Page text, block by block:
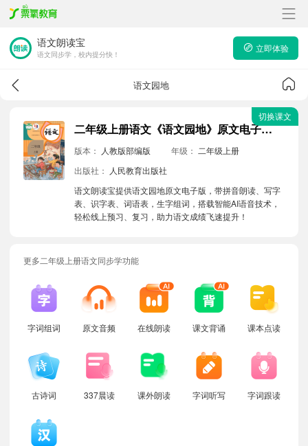
语文朗读宝
语文同步学，校内提分快！
立即体验
语文园地
二年级上册语文《语文园地》原文电子版带拼音朗读音频
版本： 人教版部编版 年级： 二年级上册
出版社：
人民教育出版社
语文朗读宝提供语文园地原文电子版，带拼音朗读、写字
表、识字表、词语表，生字组词，搭载智能AI语音技术，
轻松线上预习、复习，助力语文成绩飞速提升！
切换课文
更多二年级上册语文同步学功能
字词组词 原文音频 在线朗读 课文背诵 课本点读
古诗词 337晨读 课外朗读 字词听写 字词跟读